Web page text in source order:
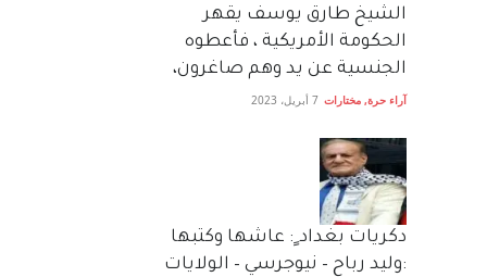
الشيخ طارق يوسف يقهر
الحكومة الأمريكية ، فأعطوه
الجنسية عن يد وهم صاغرون،
آراء حرة, مختارات 7 أبريل، 2023
دكريات بغداد ٍ: عاشها وكتبها
:وليد رباح – نيوجرسي – الولايات